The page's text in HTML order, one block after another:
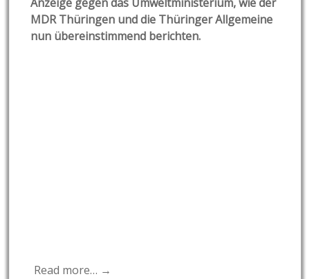
MDR Thüringen und die Thüringer Allgemeine
nun übereinstimmend berichten.
Read more… →